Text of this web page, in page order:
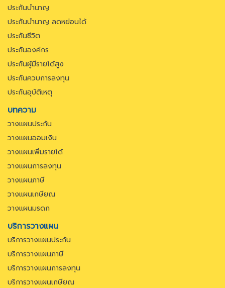
ประกันบำนาญ
ประกันบำนาญ ลดหย่อนได้
ประกันชีวิต
ประกันองค์กร
ประกันผู้มีรายได้สูง
ประกันควบการลงทุน
ประกันอุบัติเหตุ
บทความ
วางแผนประกัน
วางแผนออมเงิน
วางแผนเพิ่มรายได้
วางแผนการลงทุน
วางแผนภาษี
วางแผนเกษียณ
วางแผนมรดก
บริการวางแผน
บริการวางแผนประกัน
บริการวางแผนภาษี
บริการวางแผนการลงทุน
บริการวางแผนเกษียณ